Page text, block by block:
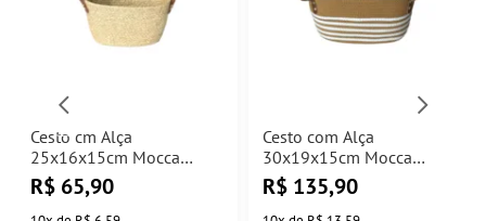
Cesto cm Alça
25x16x15cm Mocca
Paramount
R$ 65,90
Cesto com Alça
30x19x15cm Mocca
Paramount
R$ 135,90